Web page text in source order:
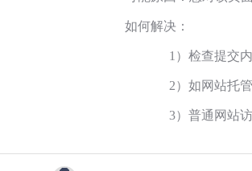
如何解决：
1）检查提交
2）如网站托
3）普通网站